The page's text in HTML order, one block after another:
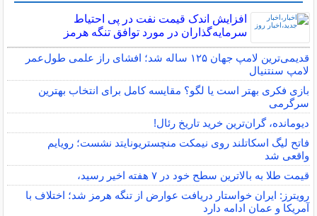
افزایش اندک قیمت نفت در پی احتیاط
سرمایه‌گذاران در مورد توافق تنگه هرمز
قدیمی‌ترین لامپ جهان ۱۲۵ ساله شد؛ افشای راز علمی طول‌عمر
لامپ سنتنیال
بازی فکری بهتر است یا لگو؟ مقایسه کامل برای انتخاب بهترین
سرگرمی
دیومانده، گران‌ترین خرید تاریخ رئال!
فاتح لیگ اسکاتلند روی نیمکت منچستریونایتد نشست؛ رویایم
واقعی شد
قیمت طلا به بالاترین سطح خود در ۷ هفته اخیر رسید،
رویترز: ایران خواستار دریافت عوارض از تنگه هرمز شد؛ اختلاف با
آمریکا و عمان ادامه دارد